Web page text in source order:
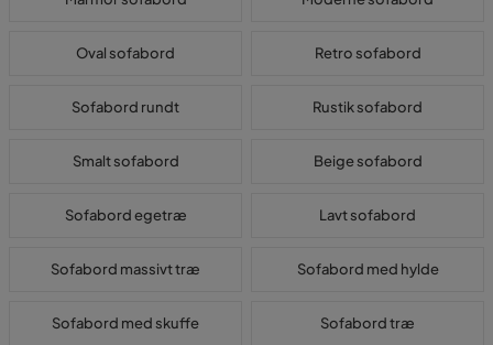
Oval sofabord Retro sofabord
Sofabord rundt Rustik sofabord
Smalt sofabord Beige sofabord
Sofabord egetræ Lavt sofabord
Sofabord massivt træ Sofabord med hylde
Sofabord med skuffe Sofabord træ